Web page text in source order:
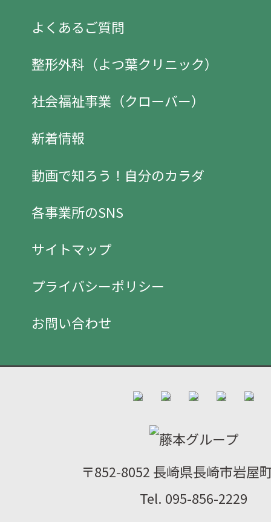
よくあるご質問
整形外科（よつ葉クリニック）
社会福祉事業（クローバー）
新着情報
動画で知ろう！自分のカラダ
各事業所のSNS
サイトマップ
プライバシーポリシー
お問い合わせ
〒852-8052 長崎県長崎市岩屋
Tel. 095-856-2229